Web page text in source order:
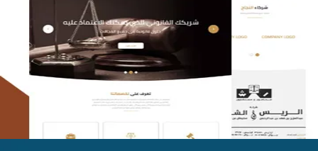
الريس والشعلان للمحاماة
التفاصيل